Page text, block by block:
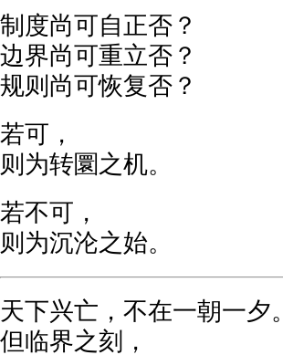
制度尚可自正否？
边界尚可重立否？
规则尚可恢复否？
若可，
则为转圜之机。
若不可，
则为沉沦之始。
天下兴亡，不在一朝一夕。
但临界之刻，